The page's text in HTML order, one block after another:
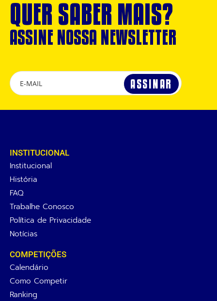
QUER SABER MAIS?
ASSINE NOSSA NEWSLETTER
INSTITUCIONAL
Institucional
História
FAQ
Trabalhe Conosco
Política de Privacidade
Notícias
COMPETIÇÕES
Calendário
Como Competir
Ranking